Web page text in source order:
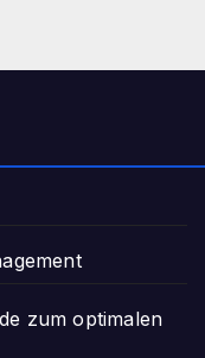
zum optimalen